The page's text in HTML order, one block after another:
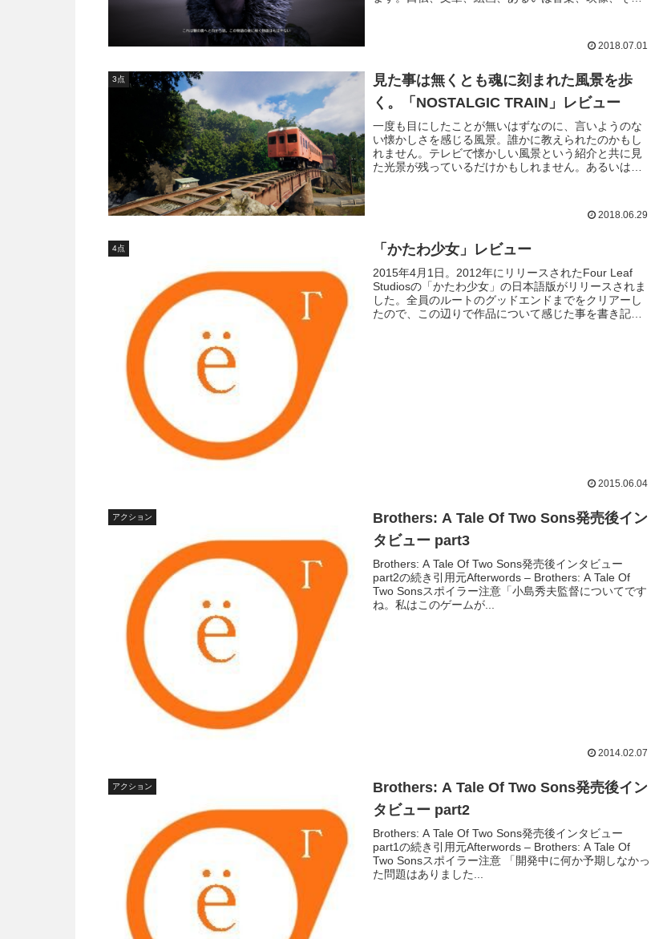
2018.07.01
3点
見た事は無くとも魂に刻まれた風景を歩
く。「NOSTALGIC TRAIN」レビュー
一度も目にしたことが無いはずなのに、言いようのな
い懐かしさを感じる風景。誰かに教えられたのかもし
れません。テレビで懐かしい風景という紹介と共に見
た光景が残っているだけかもしれません。あるいはも
2018.06.29
4点 「かたわ少女」レビュー
2015年4月1日。2012年にリリースされたFour Leaf
Studiosの「かたわ少女」の日本語版がリリースされま
した。全員のルートのグッドエンドまでをクリアーし
たので、この辺りで作品について感じた事を書き記し
2015.06.04
アクション
Brothers: A Tale Of Two Sons発売後イン
タビュー part3
Brothers: A Tale Of Two Sons発売後インタビュー
part2の続き引用元Afterwords – Brothers: A Tale Of
Two Sonsスポイラー注意「小島秀夫監督についてです
ね。私はこのゲームが...
2014.02.07
アクション
Brothers: A Tale Of Two Sons発売後イン
タビュー part2
Brothers: A Tale Of Two Sons発売後インタビュー
part1の続き引用元Afterwords – Brothers: A Tale Of
Two Sonsスポイラー注意 「開発中に何か予期しなかっ
た問題はありました...